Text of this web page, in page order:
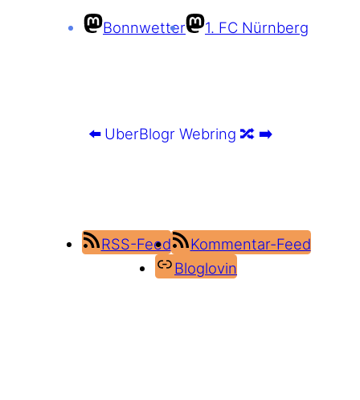
Bonnwetter 1. FC Nürnberg
⬅️ UberBlogr Webring 🔀 ➡️
RSS-Feed
Kommentar-Feed
Bloglovin